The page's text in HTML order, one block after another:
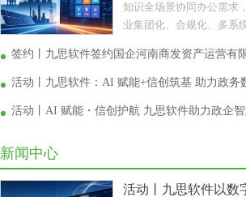
知识全场景协同办公需求
业集团化、合规化、多系
签约丨九思软件签约国企河南商发资产运营有
活动丨九思软件：AI 赋能+信创筑基 助力政务
活动丨AI 赋能・信创护航 九思软件助力政企
新闻中心
活动丨九思软件以数